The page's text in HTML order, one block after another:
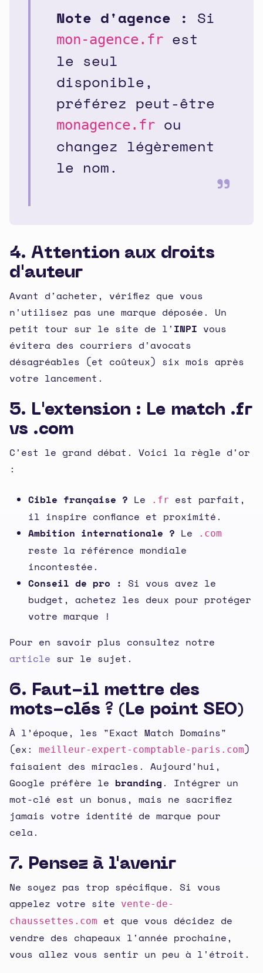
Note d'agence : Si
mon-agence.fr est
le seul
disponible,
préférez peut-être
monagence.fr ou
changez légèrement
le nom.
4. Attention aux droits
d'auteur
Avant d'acheter, vérifiez que vous
n'utilisez pas une marque déposée. Un
petit tour sur le site de l' INPI vous
évitera des courriers d'avocats
désagréables (et coûteux) six mois après
votre lancement.
5. L'extension : Le match .fr
vs .com
C'est le grand débat. Voici la règle d'or
:
Cible française ? Le .fr
est parfait,
il inspire confiance et proximité.
Ambition internationale ? Le .com
reste la référence mondiale
incontestée.
Conseil de pro : Si vous avez le
budget, achetez les deux pour protéger
votre marque !
Pour en savoir plus consultez notre
article sur le sujet.
6. Faut-il mettre des
mots-clés ? (Le point SEO)
À l’époque, les "Exact Match Domains"
(ex:
meilleur-expert-comptable-paris.com)
faisaient des miracles. Aujourd'hui,
Google préfère le branding. Intégrer un
mot-clé est un bonus, mais ne sacrifiez
jamais votre identité de marque pour
cela.
7. Pensez à l'avenir
Ne soyez pas trop spécifique. Si vous
appelez votre site
vente-de-
chaussettes.com
et que vous décidez de
vendre des chapeaux l'année prochaine,
vous allez vous sentir un peu à l'étroit.